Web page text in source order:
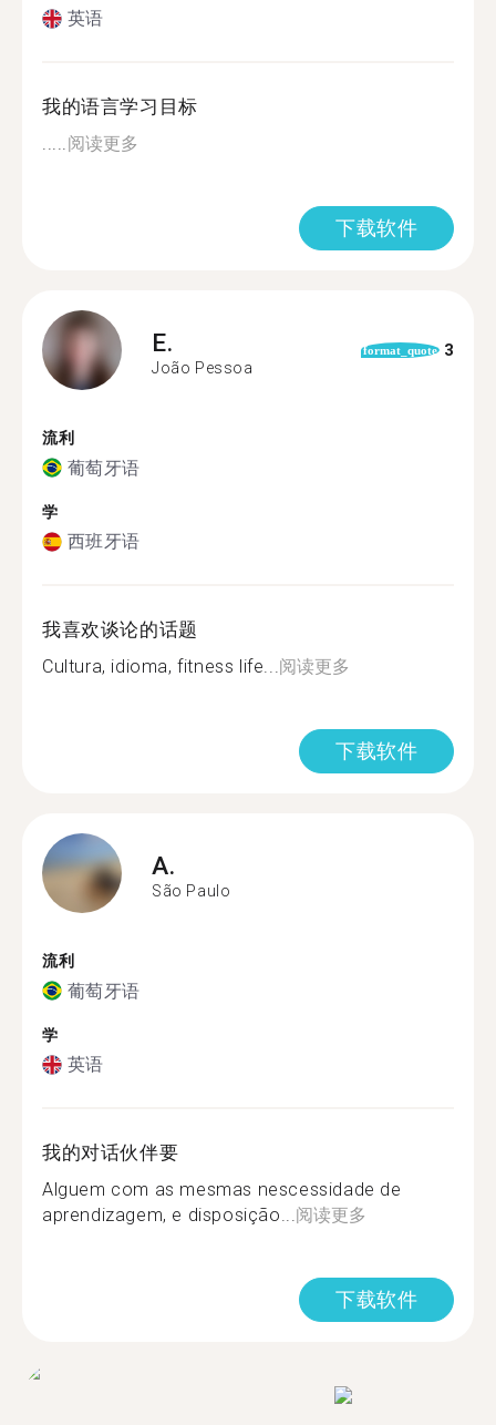
英语
我的语言学习目标
.....阅读更多
下载软件
E.
João Pessoa
format_quote 3
流利
葡萄牙语
学
西班牙语
我喜欢谈论的话题
Cultura, idioma, fitness life...阅读更多
下载软件
A.
São Paulo
流利
葡萄牙语
学
英语
我的对话伙伴要
Alguem com as mesmas nescessidade de
aprendizagem, e disposição...阅读更多
下载软件